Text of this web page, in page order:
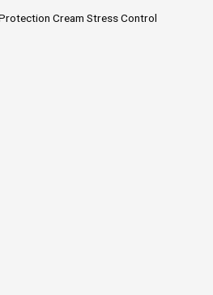
Cream Stress Control